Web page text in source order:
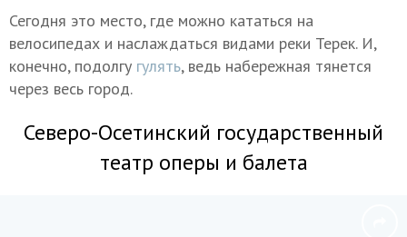
Сегодня это место, где можно кататься на
велосипедах и наслаждаться видами реки Терек. И,
конечно, подолгу гулять, ведь набережная тянется
через весь город.
Северо-Осетинский государственный
театр оперы и балета